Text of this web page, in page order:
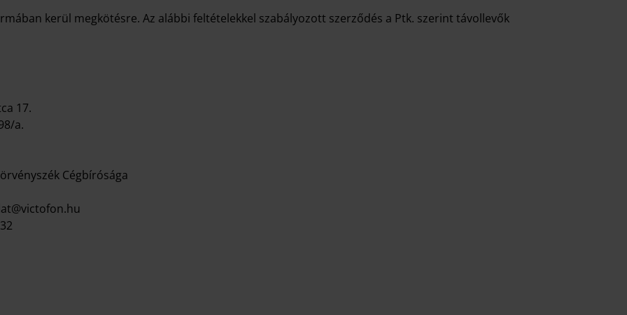
kerül megkötésre. Az alábbi feltételekkel szabályozott szerződés a Ptk. szerint távollevők
17.
a.
Cégbírósága